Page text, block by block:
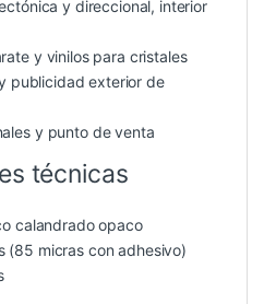
y direccional, interior
y vinilos para cristales
publicidad exterior de
y punto de venta
técnicas
calandrado opaco
(85 micras con adhesivo)